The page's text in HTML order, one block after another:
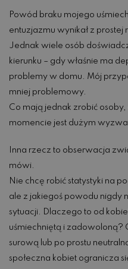
Powód braku mojego
entuzjazmu wynikał z prostej
Jednak wiele osób
kierunku – gdy właśnie ma
problemy w domu. Mój
mniej problemowy.
Co mają jednak zrobić
momencie jest dużym
Inna rzecz to obserwacja
mówi.
Nie chcę robić statystyki na
ale z jakiegoś powodu nigdy
sytuacji. Dlaczego to od
uśmiechniętą i zadowoloną?
surową lub po prostu
społeczna kobiet ogranicza